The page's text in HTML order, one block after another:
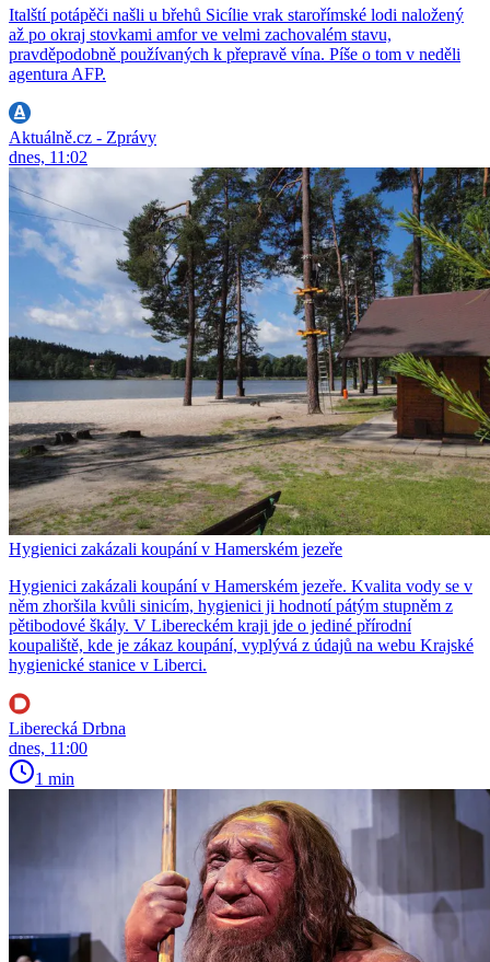
Italští potápěči našli u břehů Sicílie vrak starořímské lodi naložený
až po okraj stovkami amfor ve velmi zachovalém stavu,
pravděpodobně používaných k přepravě vína. Píše o tom v neděli
agentura AFP.
Aktuálně.cz - Zprávy
dnes, 11:02
Hygienici zakázali koupání v Hamerském jezeře
Hygienici zakázali koupání v Hamerském jezeře. Kvalita vody se v
něm zhoršila kvůli sinicím, hygienici ji hodnotí pátým stupněm z
pětibodové škály. V Libereckém kraji jde o jediné přírodní
koupaliště, kde je zákaz koupání, vyplývá z údajů na webu Krajské
hygienické stanice v Liberci.
Liberecká Drbna
dnes, 11:00
1 min